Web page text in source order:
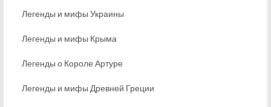
Легенды и мифы Украины
Легенды и мифы Крыма
Легенды о Короле Артуре
Легенды и мифы Древней Греции